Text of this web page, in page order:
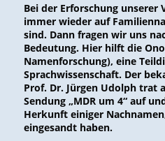
Bei der Erforschung
immer wieder auf
sind. Dann fragen wir uns
Bedeutung. Hier hilft die
Namenforschung), eine
Sprachwissenschaft. Der
Prof. Dr. Jürgen Udolph trat
Sendung „MDR um 4“ auf
Herkunft einiger
eingesandt haben.